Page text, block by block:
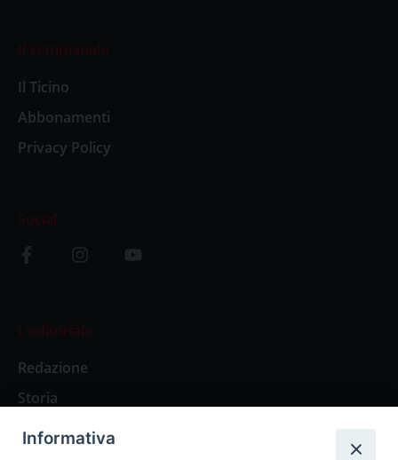
Il settimanale
Il Ticino
Abbonamenti
Privacy Policy
Social
L’editoriale
Redazione
Storia
Informativa